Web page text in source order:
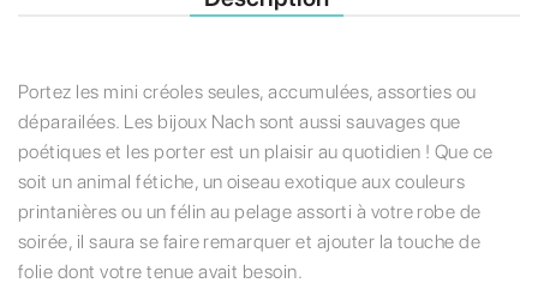
Portez les mini créoles seules, accumulées, assorties ou
déparailées. Les bijoux Nach sont aussi sauvages que
poétiques et les porter est un plaisir au quotidien ! Que ce
soit un animal fétiche, un oiseau exotique aux couleurs
printanières ou un félin au pelage assorti à votre robe de
soirée, il saura se faire remarquer et ajouter la touche de
folie dont votre tenue avait besoin.